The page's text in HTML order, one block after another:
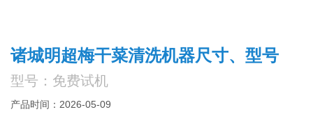
诸城明超梅干菜清洗机器尺寸、型号
型号：免费试机
产品时间：2026-05-09